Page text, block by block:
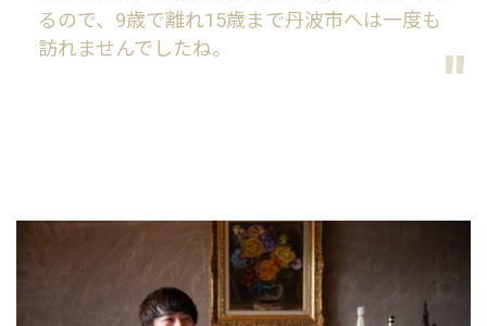
るので、9歳で離れ15歳まで丹波市へは一度も
訪れませんでしたね。